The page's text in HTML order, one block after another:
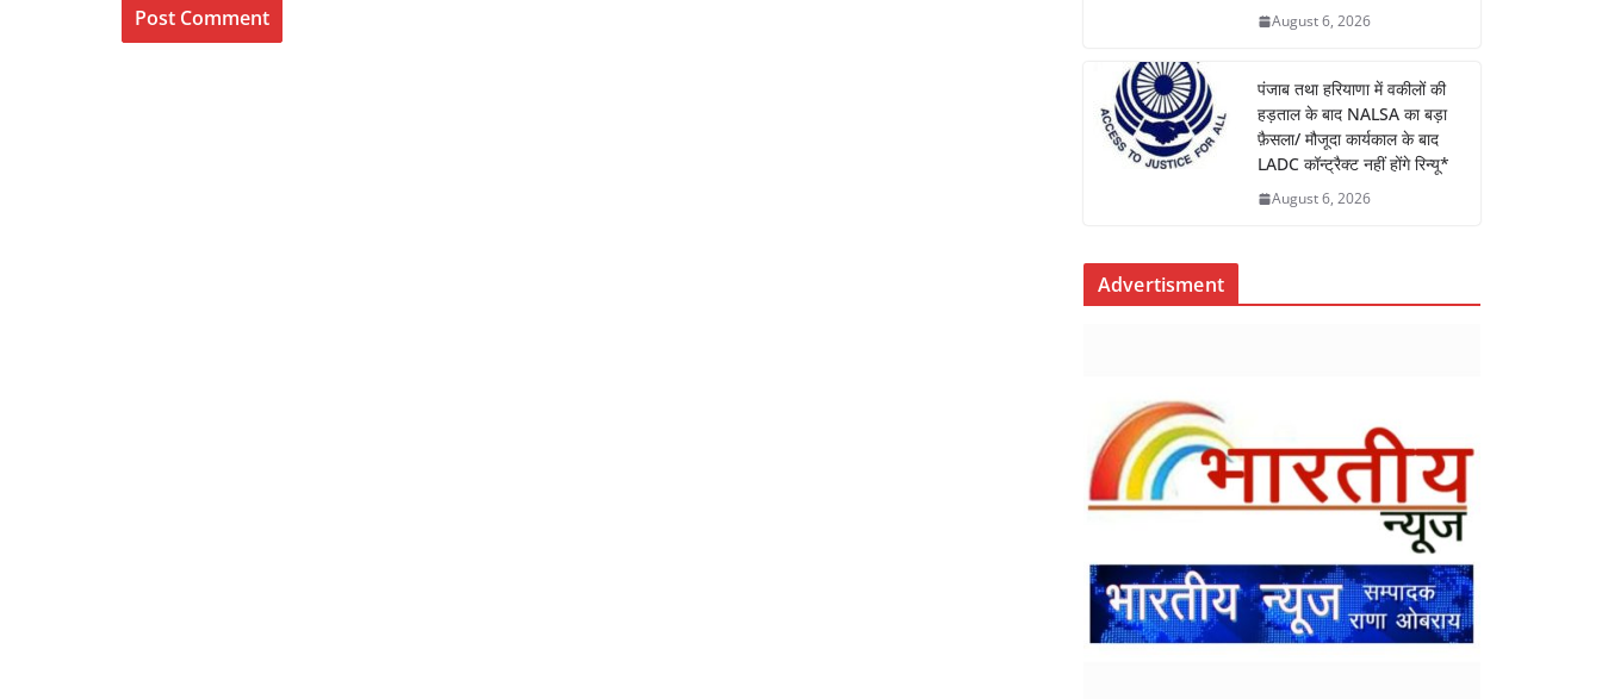
August 6, 2026
पंजाब तथा हरियाणा में वकीलों की
हड़ताल के बाद NALSA का बड़ा
फ़ैसला/ मौजूदा कार्यकाल के बाद
LADC कॉन्ट्रैक्ट नहीं होंगे रिन्यू*
August 6, 2026
Advertisment